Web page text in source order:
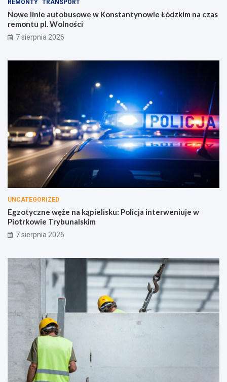
REMONTY TRANSPORT
Nowe linie autobusowe w Konstantynowie Łódzkim na czas
remontu pl. Wolności
7 sierpnia 2026
UNCATEGORIZED
Egzotyczne węże na kąpielisku: Policja interweniuje w
Piotrkowie Trybunalskim
7 sierpnia 2026